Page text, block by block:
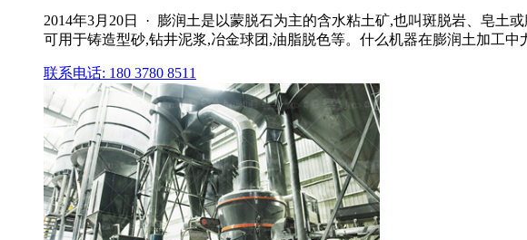
2014年3月20日 · 膨润土是以蒙脱石为主的含水粘土矿,也叫斑脱岩、皂土
可用于铸造型砂,钻井泥浆,冶金球团,油脂脱色等。什么机器在膨润土加工中
联系电话: 180 3780 8511